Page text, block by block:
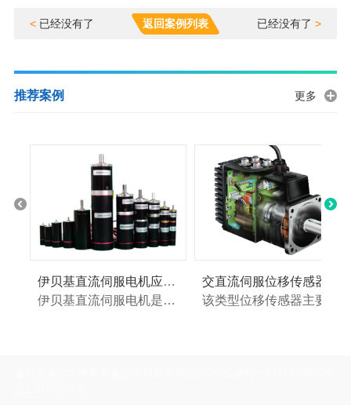
<已经没有了 已经没有了>
返回案例列表
推荐案例 更多
伊贝基直流伺服电机应用案例一
伊贝基直流伺服电机是以伊贝基位移传感器为核心，优选国产直流电机和减速器，自行生产组装的纯国产高端直流伺服电机。